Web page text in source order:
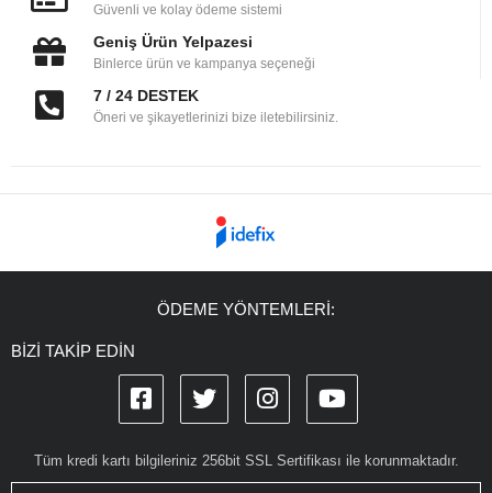
Güvenli ve kolay ödeme sistemi
Geniş Ürün Yelpazesi
Binlerce ürün ve kampanya seçeneği
7 / 24 DESTEK
Öneri ve şikayetlerinizi bize iletebilirsiniz.
ÖDEME YÖNTEMLERİ:
BİZİ TAKİP EDİN
Tüm kredi kartı bilgileriniz 256bit SSL Sertifikası ile korunmaktadır.